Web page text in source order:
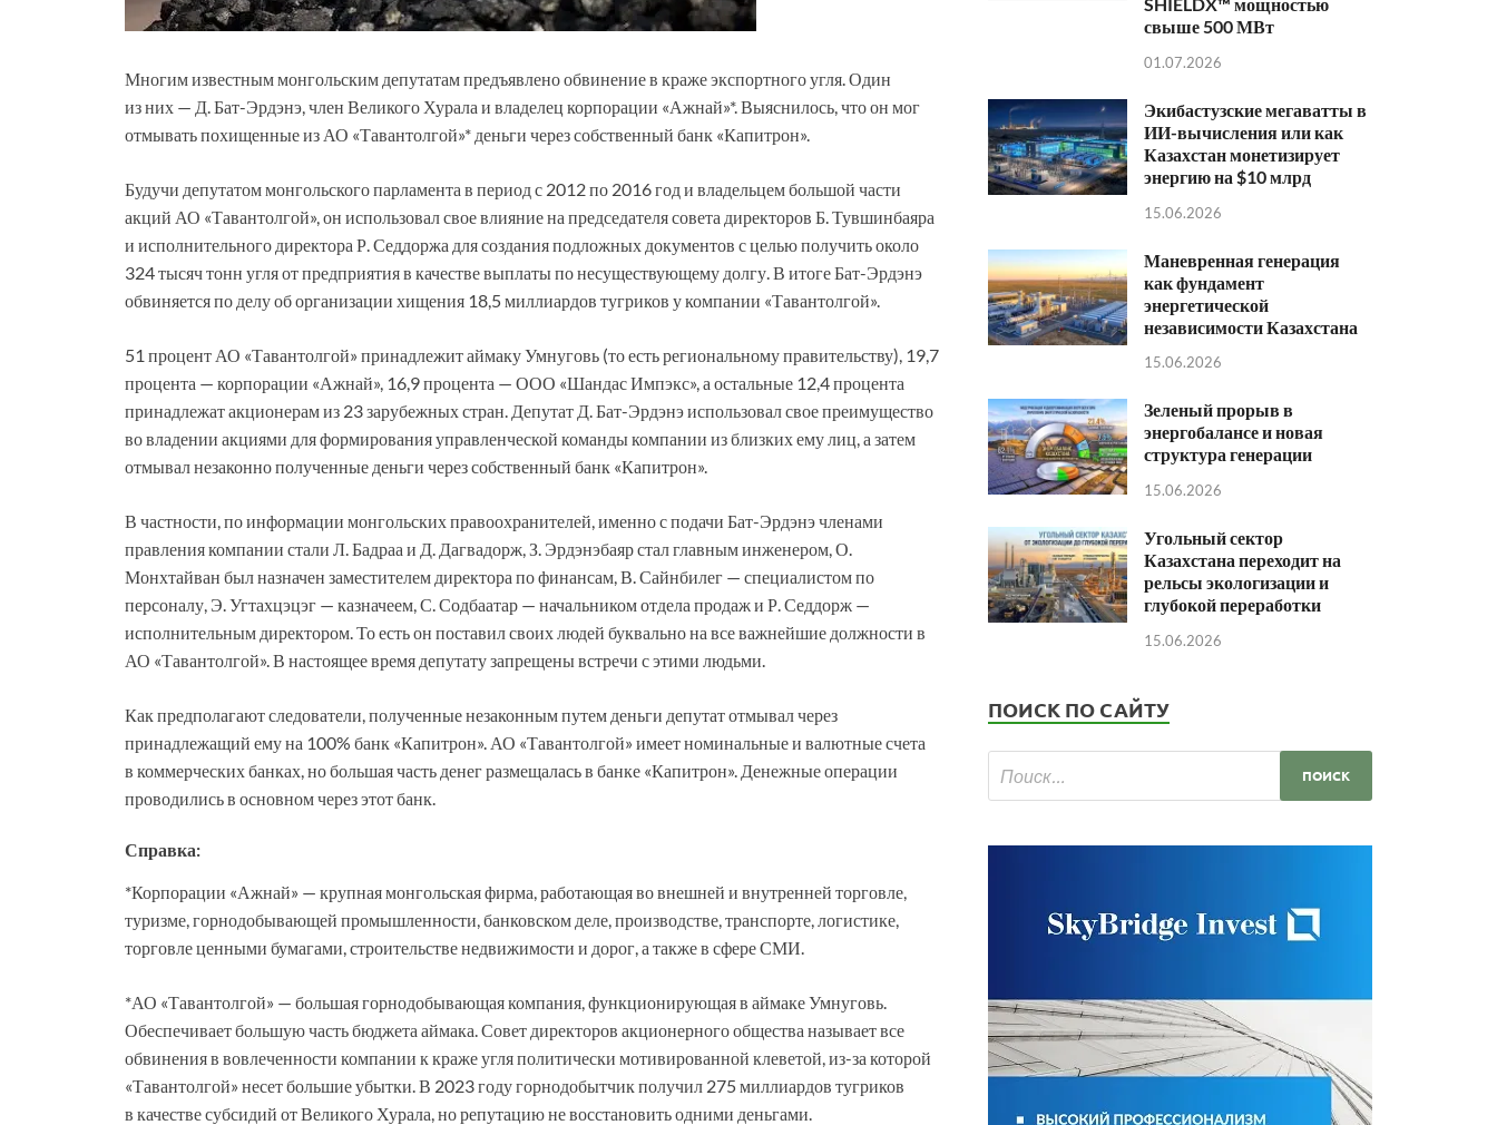
Многим известным монгольским депутатам предъявлено обвинение в краже экспортного угля. Один
из них — Д. Бат-Эрдэнэ, член Великого Хурала и владелец корпорации «Ажнай»*. Выяснилось, что он мог
отмывать похищенные из АО «Тавантолгой»* деньги через собственный банк «Капитрон».
Будучи депутатом монгольского парламента в период с 2012 по 2016 год и владельцем большой части
акций АО «Тавантолгой», он использовал свое влияние на председателя совета директоров Б. Тувшинбаяра
и исполнительного директора Р. Седдоржа для создания подложных документов с целью получить около
324 тысяч тонн угля от предприятия в качестве выплаты по несуществующему долгу. В итоге Бат-Эрдэнэ
обвиняется по делу об организации хищения 18,5 миллиардов тугриков у компании «Тавантолгой».
51 процент АО «Тавантолгой» принадлежит аймаку Умнуговь (то есть региональному правительству), 19,7
процента — корпорации «Ажнай», 16,9 процента — ООО «Шандас Импэкс», а остальные 12,4 процента
принадлежат акционерам из 23 зарубежных стран. Депутат Д. Бат-Эрдэнэ использовал свое преимущество
во владении акциями для формирования управленческой команды компании из близких ему лиц, а затем
отмывал незаконно полученные деньги через собственный банк «Капитрон».
В частности, по информации монгольских правоохранителей, именно с подачи Бат-Эрдэнэ членами
правления компании стали Л. Бадраа и Д. Дагвадорж, З. Эрдэнэбаяр стал главным инженером, О.
Монхтайван был назначен заместителем директора по финансам, В. Сайнбилег — специалистом по
персоналу, Э. Угтахцэцэг — казначеем, С. Содбаатар — начальником отдела продаж и Р. Седдорж —
исполнительным директором. То есть он поставил своих людей буквально на все важнейшие должности в
АО «Тавантолгой». В настоящее время депутату запрещены встречи с этими людьми.
Как предполагают следователи, полученные незаконным путем деньги депутат отмывал через
принадлежащий ему на 100% банк «Капитрон». АО «Тавантолгой» имеет номинальные и валютные счета
в коммерческих банках, но большая часть денег размещалась в банке «Капитрон». Денежные операции
проводились в основном через этот банк.
Справка:
*Корпорации «Ажнай» — крупная монгольская фирма, работающая во внешней и внутренней торговле,
туризме, горнодобывающей промышленности, банковском деле, производстве, транспорте, логистике,
торговле ценными бумагами, строительстве недвижимости и дорог, а также в сфере СМИ.
*АО «Тавантолгой» — большая горнодобывающая компания, функционирующая в аймаке Умнуговь.
Обеспечивает большую часть бюджета аймака. Совет директоров акционерного общества называет все
обвинения в вовлеченности компании к краже угля политически мотивированной клеветой, из-за которой
«Тавантолгой» несет большие убытки. В 2023 году горнодобытчик получил 275 миллиардов тугриков
в качестве субсидий от Великого Хурала, но репутацию не восстановить одними деньгами.
свыше 500 МВт
01.07.2026
Экибастузские мегаватты в
ИИ-вычисления или как
Казахстан монетизирует
энергию на $10 млрд
15.06.2026
Маневренная генерация
как фундамент
энергетической
независимости Казахстана
15.06.2026
Зеленый прорыв в
энергобалансе и новая
структура генерации
15.06.2026
Угольный сектор
Казахстана переходит на
рельсы экологизации и
глубокой переработки
15.06.2026
ПОИСК ПО САЙТУ